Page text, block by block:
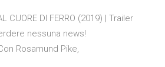
CUORE DI FERRO (2019) | Trailer
nessuna news!
Rosamund Pike,